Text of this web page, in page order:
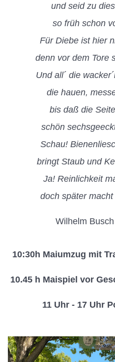
und seid zu
so früh schon
Für Diebe ist hier
denn vor dem Tore
Und all´ die
die hauen,
bis daß die
schön
Schau!
bringt Staub und
Ja! Reinlichkeit
doch später
Wilhelm
10:30h Maiumzug mit
10.45 h Maispiel vor
11 Uhr - 17 Uhr